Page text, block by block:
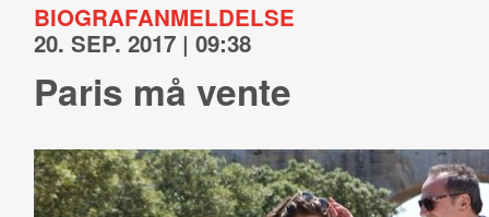
BIOGRAFANMELDELSE
20. SEP. 2017 | 09:38
Paris må vente